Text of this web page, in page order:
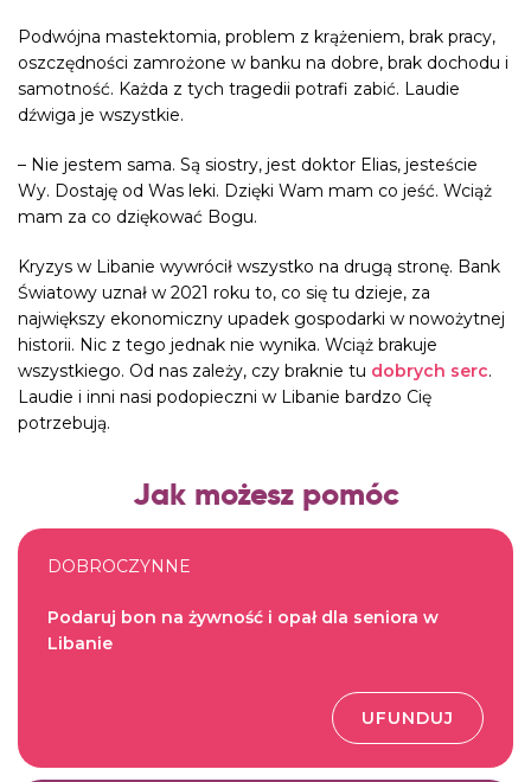
Podwójna mastektomia, problem z krążeniem, brak pracy,
oszczędności zamrożone w banku na dobre, brak dochodu i
samotność. Każda z tych tragedii potrafi zabić. Laudie
dźwiga je wszystkie.
– Nie jestem sama. Są siostry, jest doktor Elias, jesteście
Wy. Dostaję od Was leki. Dzięki Wam mam co jeść. Wciąż
mam za co dziękować Bogu.
Kryzys w Libanie wywrócił wszystko na drugą stronę. Bank
Światowy uznał w 2021 roku to, co się tu dzieje, za
największy ekonomiczny upadek gospodarki w nowożytnej
historii. Nic z tego jednak nie wynika. Wciąż brakuje
wszystkiego. Od nas zależy, czy braknie tu dobrych serc.
Laudie i inni nasi podopieczni w Libanie bardzo Cię
potrzebują.
Jak możesz pomóc
DOBROCZYNNE
Podaruj bon na żywność i opał dla seniora w
Libanie
UFUNDUJ